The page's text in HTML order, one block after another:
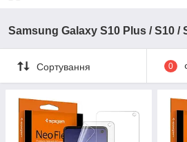
Samsung Galaxy S10 Plus / S10 /
Сортування 0